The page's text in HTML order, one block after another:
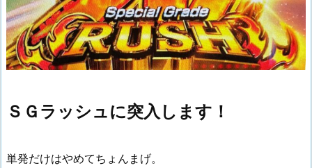
ＳＧラッシュに突入します！
単発だけはやめてちょんまげ。